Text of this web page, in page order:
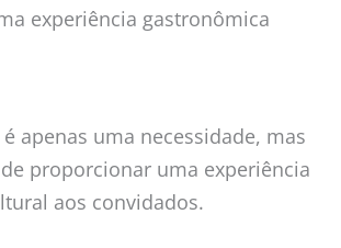
experiência gastronômica
apenas uma necessidade, mas
proporcionar uma experiência
aos convidados.